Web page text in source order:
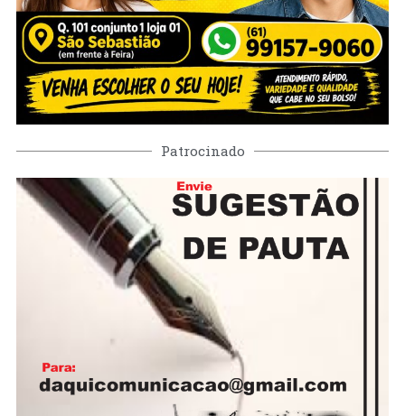
Patrocinado